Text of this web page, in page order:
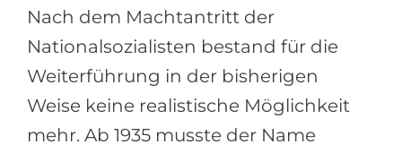
Nach dem Machtantritt der
Nationalsozialisten bestand für die
Weiterführung in der bisherigen
Weise keine realistische Möglichkeit
mehr. Ab 1935 musste der Name